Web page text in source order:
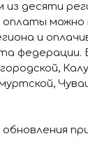
десяти
и